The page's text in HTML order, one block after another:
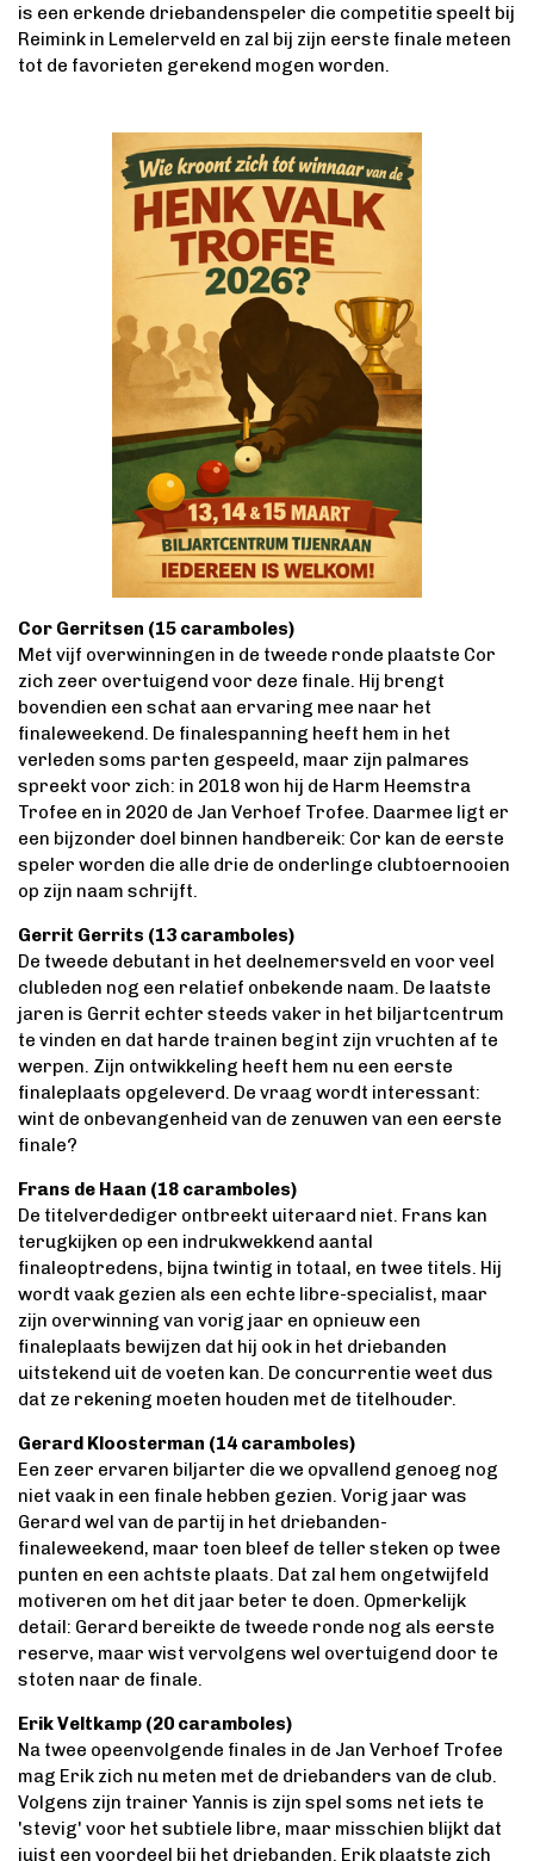
is een erkende driebandenspeler die competitie speelt bij
Reimink in Lemelerveld en zal bij zijn eerste finale meteen
tot de favorieten gerekend mogen worden.
Cor Gerritsen (15 caramboles)
Met vijf overwinningen in de tweede ronde plaatste Cor
zich zeer overtuigend voor deze finale. Hij brengt
bovendien een schat aan ervaring mee naar het
finaleweekend. De finalespanning heeft hem in het
verleden soms parten gespeeld, maar zijn palmares
spreekt voor zich: in 2018 won hij de Harm Heemstra
Trofee en in 2020 de Jan Verhoef Trofee. Daarmee ligt er
een bijzonder doel binnen handbereik: Cor kan de eerste
speler worden die alle drie de onderlinge clubtoernooien
op zijn naam schrijft.
Gerrit Gerrits (13 caramboles)
De tweede debutant in het deelnemersveld en voor veel
clubleden nog een relatief onbekende naam. De laatste
jaren is Gerrit echter steeds vaker in het biljartcentrum
te vinden en dat harde trainen begint zijn vruchten af te
werpen. Zijn ontwikkeling heeft hem nu een eerste
finaleplaats opgeleverd. De vraag wordt interessant:
wint de onbevangenheid van de zenuwen van een eerste
finale?
Frans de Haan (18 caramboles)
De titelverdediger ontbreekt uiteraard niet. Frans kan
terugkijken op een indrukwekkend aantal
finaleoptredens, bijna twintig in totaal, en twee titels. Hij
wordt vaak gezien als een echte libre-specialist, maar
zijn overwinning van vorig jaar en opnieuw een
finaleplaats bewijzen dat hij ook in het driebanden
uitstekend uit de voeten kan. De concurrentie weet dus
dat ze rekening moeten houden met de titelhouder.
Gerard Kloosterman (14 caramboles)
Een zeer ervaren biljarter die we opvallend genoeg nog
niet vaak in een finale hebben gezien. Vorig jaar was
Gerard wel van de partij in het driebanden-
finaleweekend, maar toen bleef de teller steken op twee
punten en een achtste plaats. Dat zal hem ongetwijfeld
motiveren om het dit jaar beter te doen. Opmerkelijk
detail: Gerard bereikte de tweede ronde nog als eerste
reserve, maar wist vervolgens wel overtuigend door te
stoten naar de finale.
Erik Veltkamp (20 caramboles)
Na twee opeenvolgende finales in de Jan Verhoef Trofee
mag Erik zich nu meten met de driebanders van de club.
Volgens zijn trainer Yannis is zijn spel soms net iets te
'stevig' voor het subtiele libre, maar misschien blijkt dat
juist een voordeel bij het driebanden. Erik plaatste zich